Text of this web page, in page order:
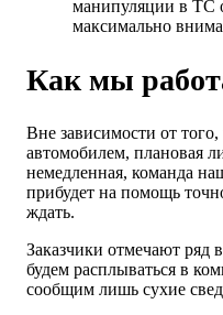
манипуляции в ТС
максимально
Как мы
Вне зависимости от
автомобилем, плановая
немедленная, команда
прибудет на помощь
ждать.
Заказчики отмечают ряд
будем расплываться в
сообщим лишь сухие